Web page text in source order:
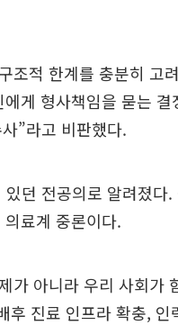
조적 한계를 충분히 고
게 형사책임을 묻는 결
”라고 비판했다.
던 전공의로 알려졌다
료계 중론이다.
가 아니라 우리 사회가
후 진료 인프라 확충, 인